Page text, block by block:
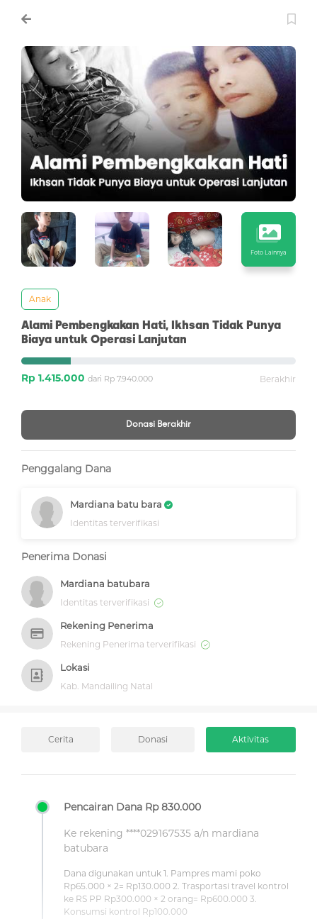
Foto Lainnya
Anak
Alami Pembengkakan Hati, Ikhsan Tidak Punya
Biaya untuk Operasi Lanjutan
Rp 1.415.000 dari Rp 7.940.000 Berakhir
Donasi Berakhir
Penggalang Dana
Mardiana batu bara
Identitas terverifikasi
Penerima Donasi
Mardiana batubara
Identitas terverifikasi
Rekening Penerima
Rekening Penerima terverifikasi
Lokasi
Kab. Mandailing Natal
Cerita Donasi Aktivitas
Pencairan Dana Rp 830.000
Ke rekening ****029167535 a/n mardiana
batubara
Dana digunakan untuk 1. Pampres mami poko
Rp65.000 × 2= Rp130.000 2. Trasportasi travel kontrol
ke RS PP Rp300.000 × 2 orang= Rp600.000 3.
Konsumsi kontrol Rp100.000